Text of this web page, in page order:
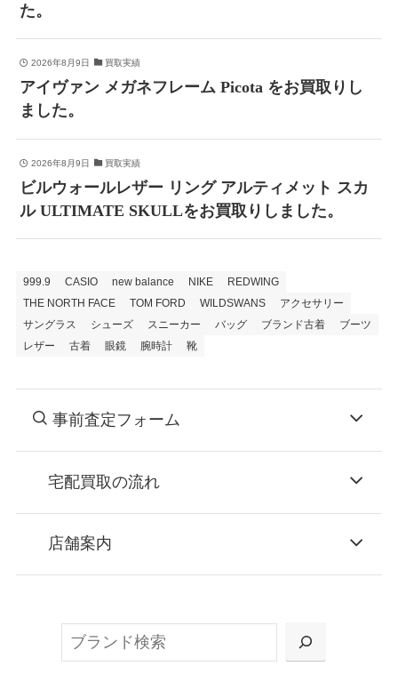
た。
2026年8月9日 買取実績
アイヴァン メガネフレーム Picota をお買取りし
ました。
2026年8月9日 買取実績
ビルウォールレザー リング アルティメット スカ
ル ULTIMATE SKULLをお買取りしました。
999.9 CASIO new balance NIKE
REDWING
THE NORTH FACE
TOM FORD WILDSWANS
アクセサリー
サングラス
シューズ スニーカー バッグ ブランド古着
ブーツ
レザー
古着 眼鏡 腕時計 靴
事前査定フォーム
宅配買取の流れ
お申込み
または梱包材不要の「集荷申込」からお選び
店舗案内